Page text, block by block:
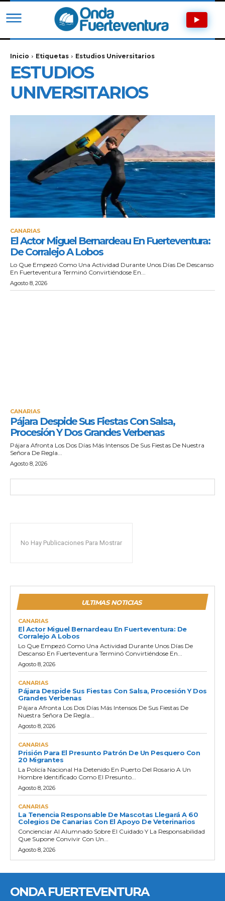
Inicio Etiquetas Estudios Universitarios
ESTUDIOS
UNIVERSITARIOS
CANARIAS
El Actor Miguel Bernardeau En Fuerteventura:
De Corralejo A Lobos
Lo Que Empezó Como Una Actividad Durante Unos Días De Descanso
En Fuerteventura Terminó Convirtiéndose En...
Agosto 8, 2026
CANARIAS
Pájara Despide Sus Fiestas Con Salsa,
Procesión Y Dos Grandes Verbenas
Pájara Afronta Los Dos Días Más Intensos De Sus Fiestas De Nuestra
Señora De Regla...
Agosto 8, 2026
No Hay Publicaciones Para Mostrar
ULTIMAS NOTICIAS
CANARIAS
El Actor Miguel Bernardeau En Fuerteventura: De
Corralejo A Lobos
Lo Que Empezó Como Una Actividad Durante Unos Días De
Descanso En Fuerteventura Terminó Convirtiéndose En...
Agosto 8, 2026
CANARIAS
Pájara Despide Sus Fiestas Con Salsa, Procesión Y Dos
Grandes Verbenas
Pájara Afronta Los Dos Días Más Intensos De Sus Fiestas De
Nuestra Señora De Regla...
Agosto 8, 2026
CANARIAS
Prisión Para El Presunto Patrón De Un Pesquero Con
20 Migrantes
La Policía Nacional Ha Detenido En Puerto Del Rosario A Un
Hombre Identificado Como El Presunto...
Agosto 8, 2026
CANARIAS
La Tenencia Responsable De Mascotas Llegará A 60
Colegios De Canarias Con El Apoyo De Veterinarios
Concienciar Al Alumnado Sobre El Cuidado Y La Responsabilidad
Que Supone Convivir Con Un...
Agosto 8, 2026
ONDA FUERTEVENTURA